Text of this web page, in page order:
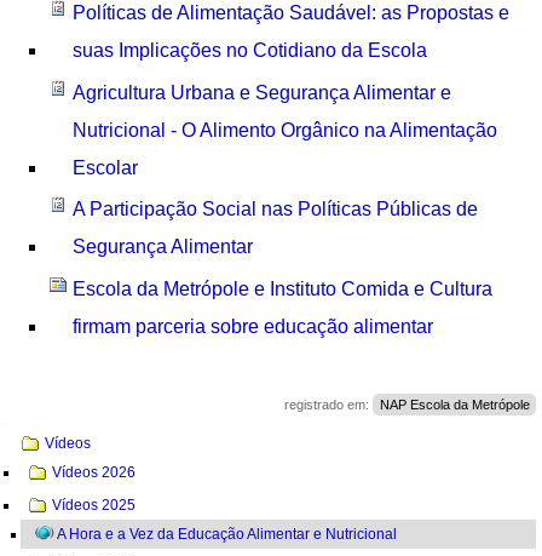
Políticas de Alimentação Saudável: as Propostas e
suas Implicações no Cotidiano da Escola
Agricultura Urbana e Segurança Alimentar e
Nutricional - O Alimento Orgânico na Alimentação
Escolar
A Participação Social nas Políticas Públicas de
Segurança Alimentar
Escola da Metrópole e Instituto Comida e Cultura
firmam parceria sobre educação alimentar
registrado em: NAP Escola da Metrópole
Vídeos
Vídeos 2026
Vídeos 2025
A Hora e a Vez da Educação Alimentar e Nutricional